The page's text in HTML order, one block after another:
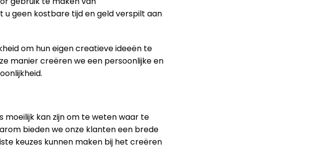
u geen kostbare tijd en geld verspilt aan
om hun eigen creatieve ideeën te
manier creëren we een persoonlijke en
kan zijn om te weten waar te
bieden we onze klanten een brede
keuzes kunnen maken bij het creëren